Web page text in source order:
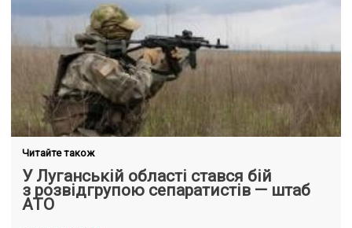
Читайте також
У Луганській області стався бій
з розвідгрупою сепаратистів — штаб
АТО